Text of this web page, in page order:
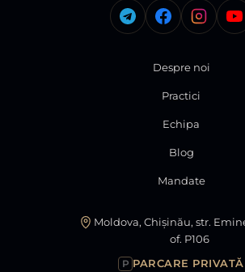
Despre noi
Practici
Echipa
Blog
Mandate
Moldova, Chișinău, str.
of. P106
P PARCARE PRIVATĂ